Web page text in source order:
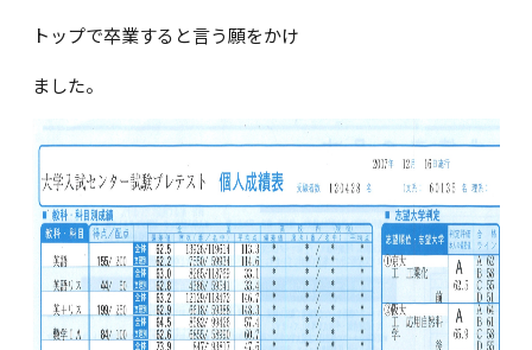
トップで卒業すると言う願をかけ
ました。